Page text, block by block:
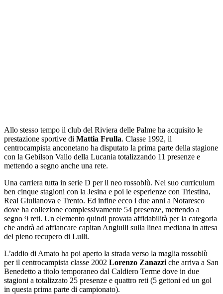
Allo stesso tempo il club del Riviera delle Palme ha acquisito le
prestazione sportive di Mattia Frulla. Classe 1992, il
centrocampista anconetano ha disputato la prima parte della stagione
con la Gebilson Vallo della Lucania totalizzando 11 presenze e
mettendo a segno anche una rete.
Una carriera tutta in serie D per il neo rossoblù. Nel suo curriculum
ben cinque stagioni con la Jesina e poi le esperienze con Triestina,
Real Giulianova e Trento. Ed infine ecco i due anni a Notaresco
dove ha collezione complessivamente 54 presenze, mettendo a
segno 9 reti. Un elemento quindi provata affidabilità per la categoria
che andrà ad affiancare capitan Angiulli sulla linea mediana in attesa
del pieno recupero di Lulli.
L’addio di Amato ha poi aperto la strada verso la maglia rossoblù
per il centrocampista classe 2002 Lorenzo Zanazzi che arriva a San
Benedetto a titolo temporaneo dal Caldiero Terme dove in due
stagioni a totalizzato 25 presenze e quattro reti (5 gettoni ed un gol
in questa prima parte di campionato).